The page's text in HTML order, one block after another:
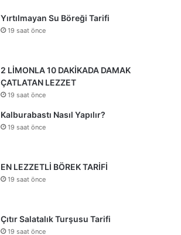
Yırtılmayan Su Böreği Tarifi
19 saat önce
2 LİMONLA 10 DAKİKADA DAMAK
ÇATLATAN LEZZET
19 saat önce
Kalburabastı Nasıl Yapılır?
19 saat önce
EN LEZZETLİ BÖREK TARİFİ
19 saat önce
Çıtır Salatalık Turşusu Tarifi
19 saat önce